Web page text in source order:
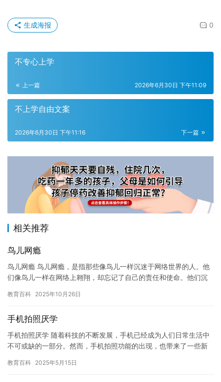
0
生成海报
不专心上学
上一篇 2026年6月30日 下午11:09
不上学自由文案
下一篇
2026年6月30日 下午11:16
相关推荐
鸟儿网瘾
鸟儿网瘾 鸟儿网瘾，是指那些像鸟儿一样沉迷于网络世界的人。他
们像鸟儿一样在网络上翱翔，却忘记了自己的责任和使命。他们沉
鸟…
教育百科 2025年10月26日
手机拍照厌学
手机拍照厌学 随着科技的不断发展，手机已经成为人们日常生活中
不可或缺的一部分。然而，手机拍照功能的出现，也带来了一些新
真地…
教育百科 2025年5月15日